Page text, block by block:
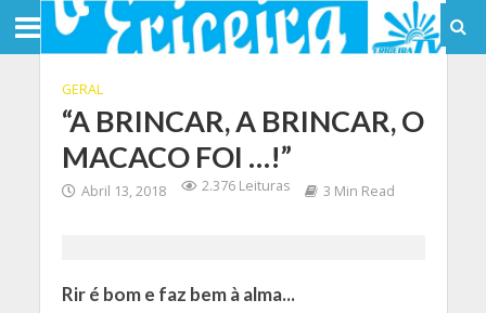
GERAL
“A BRINCAR, A BRINCAR, O
MACACO FOI …!”
Abril 13, 2018 2.376 Leituras 3 Min Read
Rir é bom e faz bem à alma...